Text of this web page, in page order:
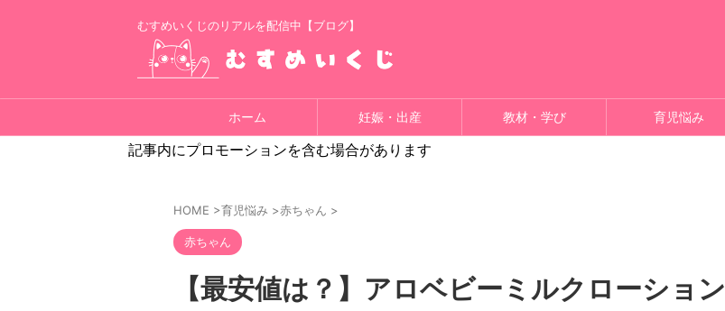
むすめいくじのリアルを配信中【ブログ】
ホーム 妊娠・出産 教材・学び 育児悩み
記事内にプロモーションを含む場合があります
HOME >育児悩み >赤ちゃん >
赤ちゃん
【最安値は？】アロベビーミルクローション